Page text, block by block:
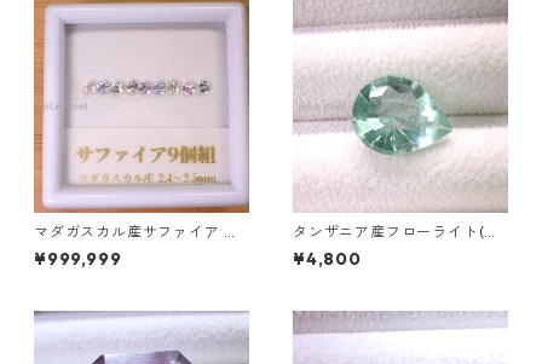
マダガスカル産サファイア ル
ース 9個組 2.4～2.5mm
¥999,999
タンザニア産フローライト(蛍
光) ペアシェイプカットルース
5.46ct 13.8mm*10.8mm*7.0
¥4,800